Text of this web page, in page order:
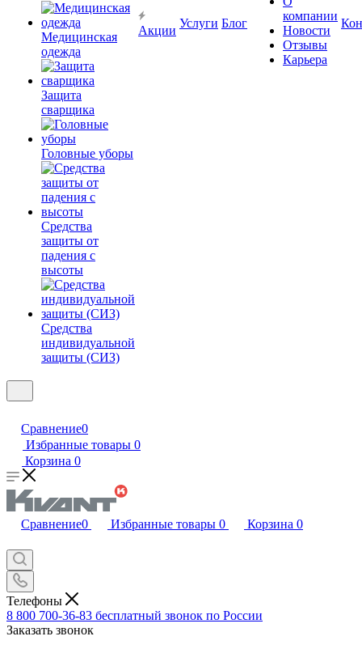
Медицинская
одежда
Защита
сварщика
Головные уборы
Средства
защиты от
падения с
высоты
Средства
индивидуальной
защиты (СИЗ)
Акции
Услуги Блог
компании
Новости
Отзывы
Карьера
Сравнение0
Избранные товары 0
Корзина 0
Сравнение0 Избранные товары 0 Корзина 0
Телефоны
8 800 700-36-83 бесплатный звонок по России
Заказать звонок